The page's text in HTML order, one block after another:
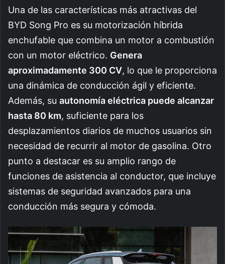
Una de las características más atractivas del
BYD Song Pro es su motorización híbrida
enchufable que combina un motor a combustión
con un motor eléctrico. Genera
aproximadamente 300 CV, lo que le proporciona
una dinámica de conducción ágil y eficiente.
Además, su autonomía eléctrica puede alcanzar
hasta 80 km, suficiente para los
desplazamientos diarios de muchos usuarios sin
necesidad de recurrir al motor de gasolina. Otro
punto a destacar es su amplio rango de
funciones de asistencia al conductor, que incluye
sistemas de seguridad avanzados para una
conducción más segura y cómoda.